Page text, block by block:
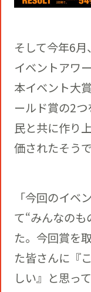
そして今年6月
イベントアワ
本イベント大
ールド賞の2
民と共に作り
価されたそうで
「今回のイベ
て“みんなの
た。今回賞を
た皆さんに『
しい』と思っ